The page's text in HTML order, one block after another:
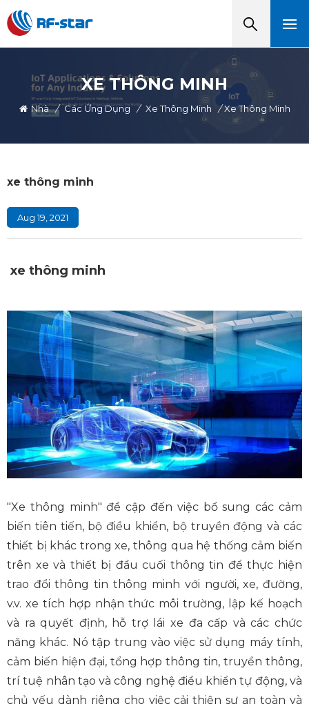
XE THÔNG MINH
Nhà / Các Ứng Dụng / Xe Thông Minh / Xe Thông Minh
xe thông minh
Aug 19, 2021
xe thông minh
"Xe thông minh" đề cập đến việc bổ sung các cảm
biến tiên tiến, bộ điều khiển, bộ truyền động và các
thiết bị khác trong xe, thông qua hệ thống cảm biến
trên xe và thiết bị đầu cuối thông tin để thực hiện
trao đổi thông tin thông minh với người, xe, đường,
v.v. xe tích hợp nhận thức môi trường, lập kế hoạch
và ra quyết định, hỗ trợ lái xe đa cấp và các chức
năng khác. Nó tập trung vào việc sử dụng máy tính,
cảm biến hiện đại, tổng hợp thông tin, truyền thông,
trí tuệ nhân tạo và công nghệ điều khiển tự động, và
chủ yếu dành riêng cho việc cải thiện sự an toàn và